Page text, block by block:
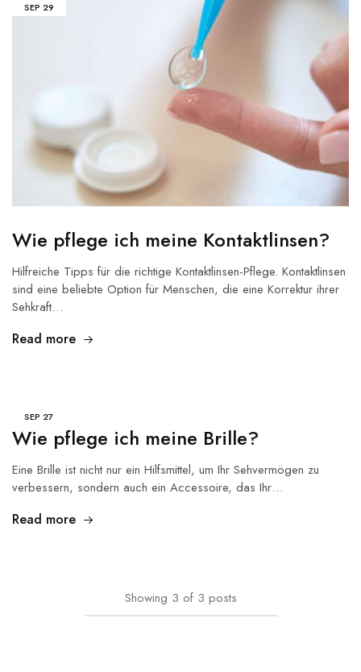
SEP 29
Wie pflege ich meine Kontaktlinsen?
Hilfreiche Tipps für die richtige Kontaktlinsen-Pflege. Kontaktlinsen
sind eine beliebte Option für Menschen, die eine Korrektur ihrer
Sehkraft…
Read more
SEP 27
Wie pflege ich meine Brille?
Eine Brille ist nicht nur ein Hilfsmittel, um Ihr Sehvermögen zu
verbessern, sondern auch ein Accessoire, das Ihr…
Read more
Showing 3 of 3 posts